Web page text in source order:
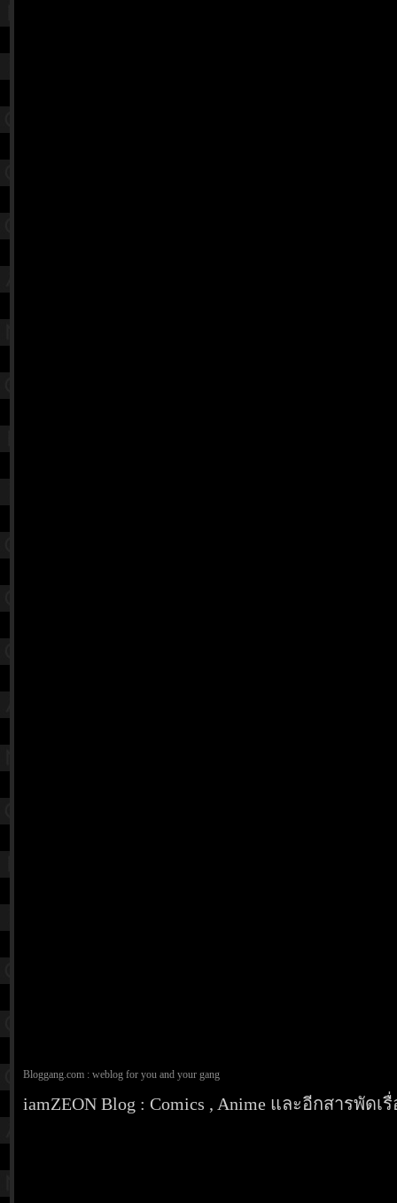
Bloggang.com : weblog for you and your gang
iamZEON Blog : Comics , Anime และอีกสารพัดเรื่